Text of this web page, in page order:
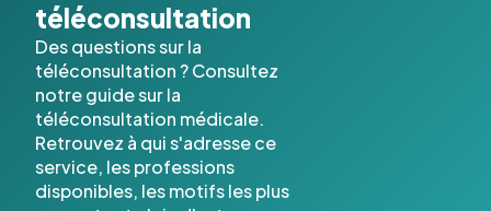
téléconsultation
Des questions sur la
téléconsultation ? Consultez
notre guide sur la
téléconsultation médicale.
Retrouvez à qui s'adresse ce
service, les professions
disponibles, les motifs les plus